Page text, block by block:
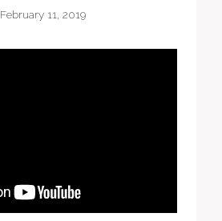
February 11, 2019